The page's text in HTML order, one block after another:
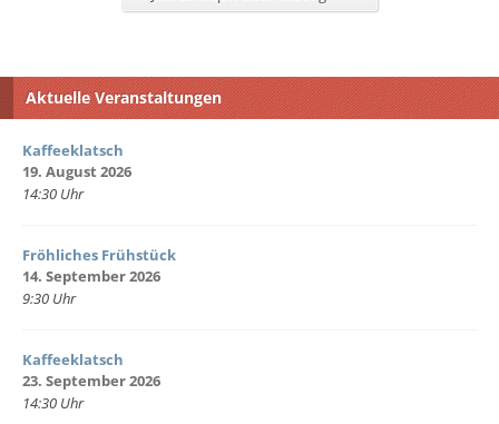
Aktuelle Veranstaltungen
Kaffeeklatsch
19. August 2026
14:30 Uhr
Fröhliches Frühstück
14. September 2026
9:30 Uhr
Kaffeeklatsch
23. September 2026
14:30 Uhr